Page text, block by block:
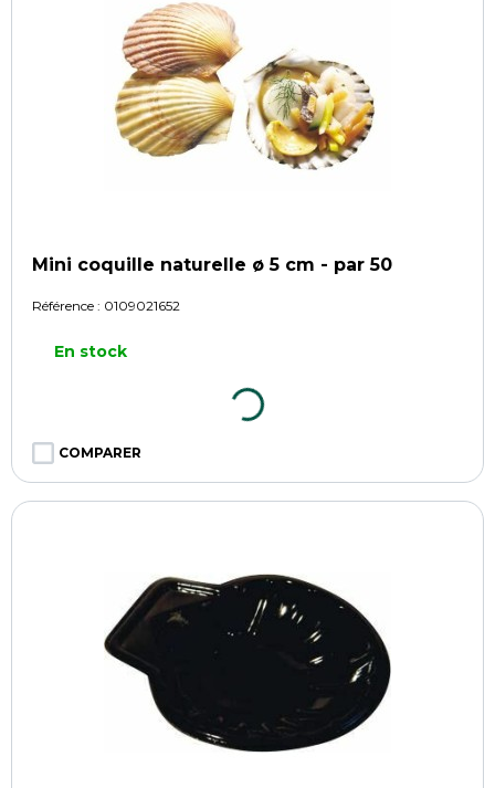
Mini coquille naturelle ø 5 cm - par 50
Référence : 0109021652
En stock
COMPARER